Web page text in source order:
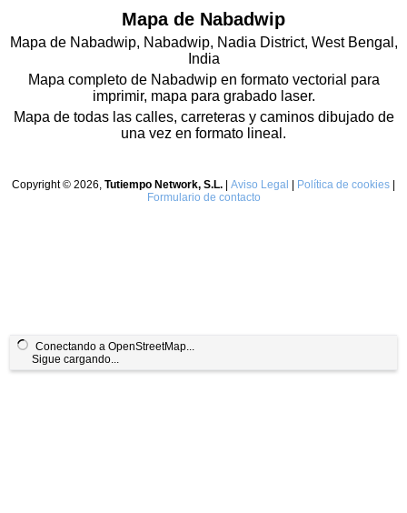
Conectando a OpenStreetMap...
Sigue cargando...
Mapa de Nabadwip
Mapa de Nabadwip, Nabadwip, Nadia District, West Bengal,
India
Mapa completo de Nabadwip en formato vectorial para
imprimir, mapa para grabado laser.
Mapa de todas las calles, carreteras y caminos dibujado de
una vez en formato lineal.
Copyright © 2026, Tutiempo Network, S.L. Aviso Legal Política de cookies
Formulario de contacto